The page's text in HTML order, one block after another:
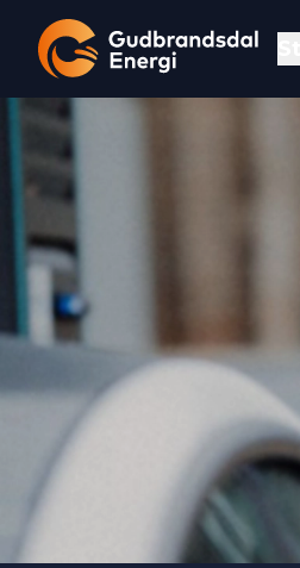
Gå til forsiden